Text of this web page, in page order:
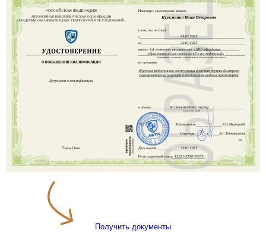
Получить документы